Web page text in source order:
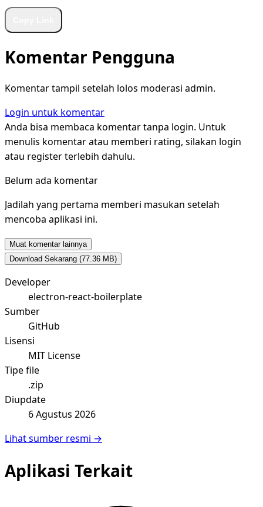
Komentar Pengguna
Komentar tampil setelah lolos moderasi admin.
Login untuk komentar
Anda bisa membaca komentar tanpa login. Untuk
menulis komentar atau memberi rating, silakan login
atau register terlebih dahulu.
Belum ada komentar
Jadilah yang pertama memberi masukan setelah
mencoba aplikasi ini.
Muat komentar lainnya
Download Sekarang (77.36 MB)
Developer
electron-react-boilerplate
Sumber
GitHub
Lisensi
MIT License
Tipe file
.zip
Diupdate
6 Agustus 2026
Lihat sumber resmi →
Aplikasi Terkait